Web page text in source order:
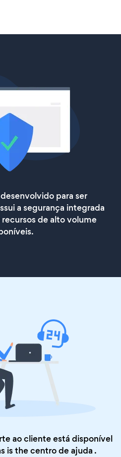
para ser
a segurança integrada
recursos de alto volume
ao cliente está disponível
is thecentro de ajuda .